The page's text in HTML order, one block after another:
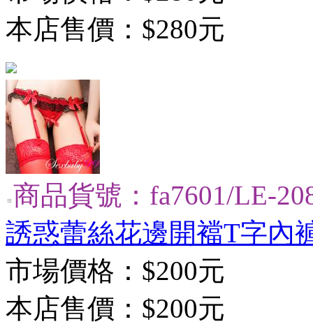
本店售價： $280元
商品貨號：fa7601/LE-
誘惑蕾絲花邊開襠T字內
市場價格： $200元
本店售價： $200元